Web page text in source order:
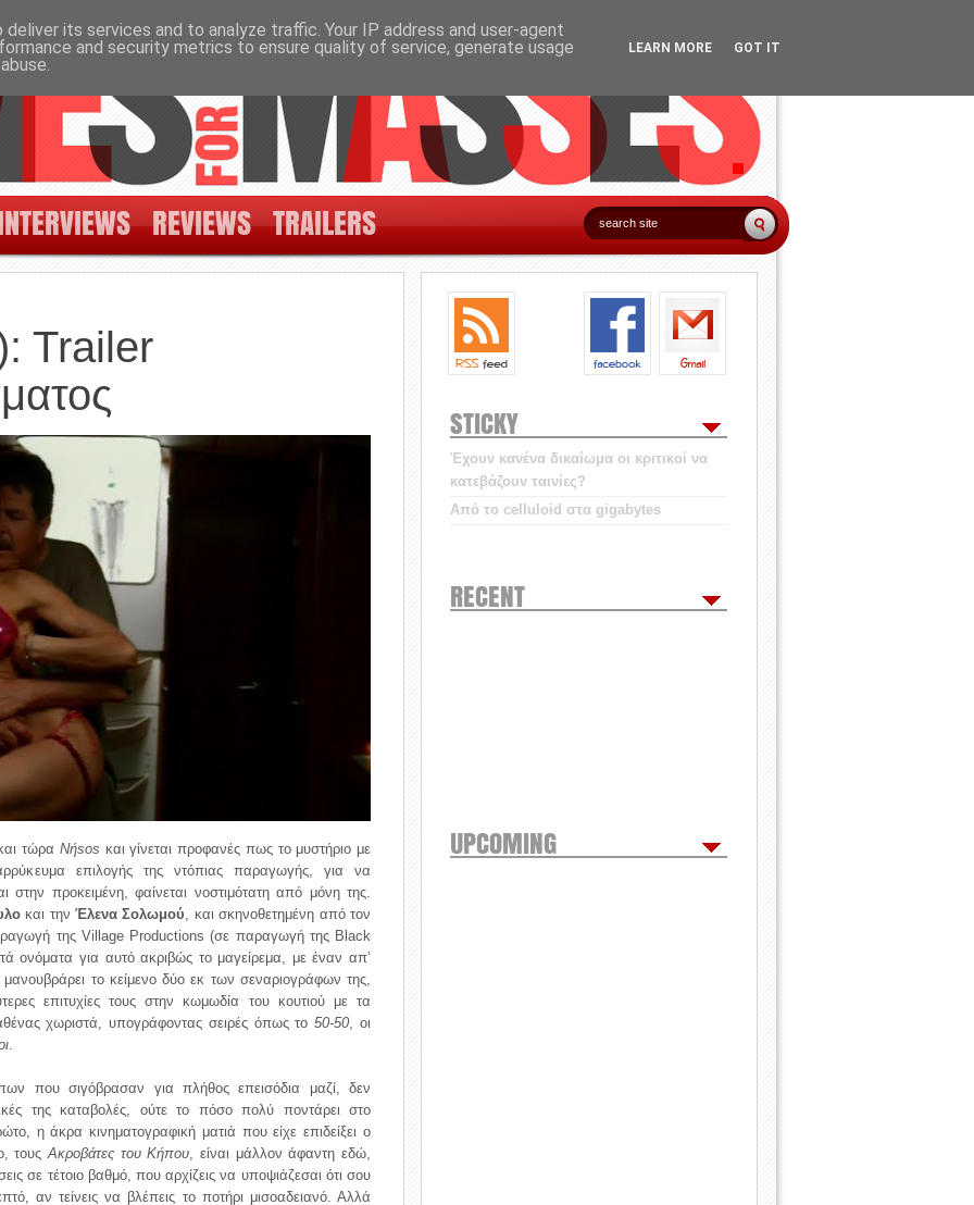
REVIEWS TRAILERS
Trailer
τώρα Νήsos και γίνεται προφανές πως το μυστήριο με
επιλογής της ντόπιας παραγωγής, για να
προκειμένη, φαίνεται νοστιμότατη από μόνη της.
και την Έλενα Σολωμού, και σκηνοθετημένη από τον
της Village Productions (σε παραγωγή της Black
ονόματα για αυτό ακριβώς το μαγείρεμα, με έναν απ’
το κείμενο δύο εκ των σεναριογράφων της,
επιτυχίες τους στην κωμωδία του κουτιού με τα
χωριστά, υπογράφοντας σειρές όπως το50-50, οι
.
που σιγόβρασαν για πλήθος επεισόδια μαζί, δεν
της καταβολές, ούτε το πόσο πολύ ποντάρει στο
η άκρα κινηματογραφική ματιά που είχε επιδείξει ο
τουςΑκροβάτες του Κήπου, είναι μάλλον άφαντη εδώ,
σε τέτοιο βαθμό, που αρχίζεις να υποψιάζεσαι ότι σου
αν τείνεις να βλέπεις το ποτήρι μισοαδειανό. Αλλά
STICKY
Έχουν κανένα δικαίωμα οι κριτικοί να
κατεβάζουν ταινίες?
Από το celluloid στα gigabytes
RECENT
UPCOMING
its services and to analyze traffic. Your IP address and user-agent
and security metrics to ensure quality of service, generate usage
LEARN MORE GOT IT